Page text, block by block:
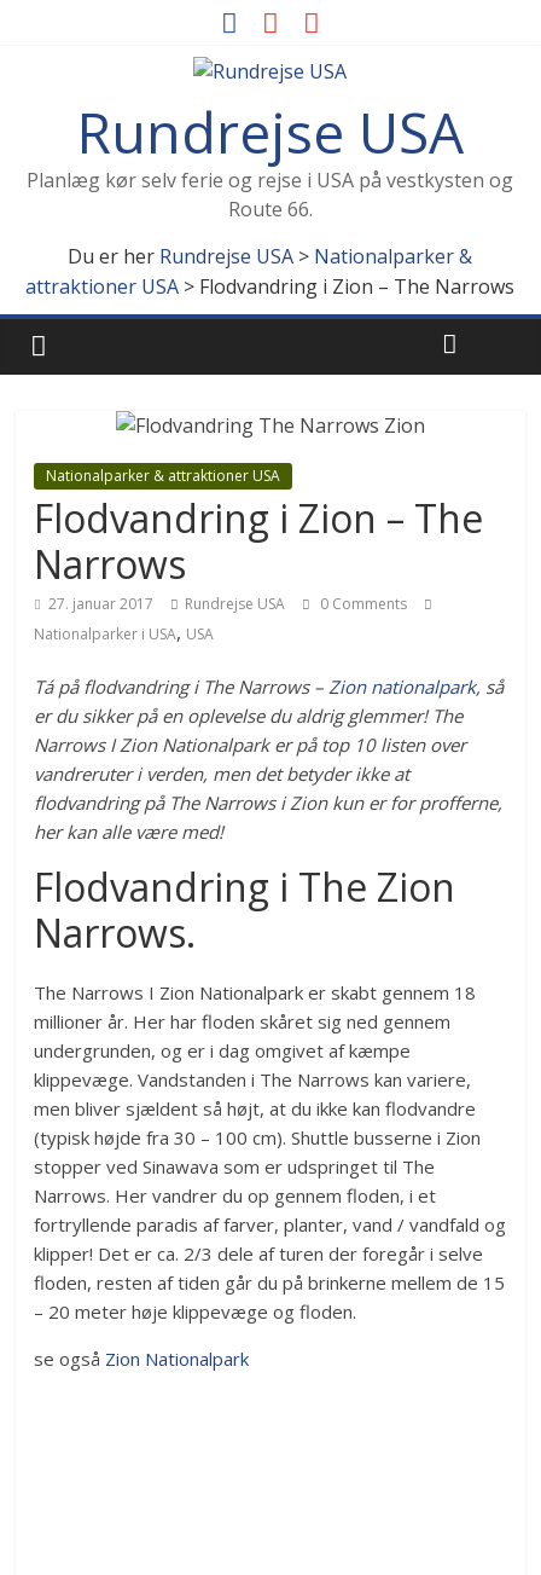
Rundrejse USA
Planlæg kør selv ferie og rejse i USA på vestkysten og
Route 66.
Du er her Rundrejse USA > Nationalparker &
attraktioner USA > Flodvandring i Zion – The Narrows
Nationalparker & attraktioner USA
Flodvandring i Zion – The
Narrows
27. januar 2017 Rundrejse USA
0 Comments
Nationalparker i USA, USA
Tá på flodvandring i The Narrows –Zion nationalpark, så
er du sikker på en oplevelse du aldrig glemmer! The
Narrows I Zion Nationalpark er på top 10 listen over
vandreruter i verden, men det betyder ikke at
flodvandring på The Narrows i Zion kun er for profferne,
her kan alle være med!
Flodvandring i The Zion
Narrows.
The Narrows I Zion Nationalpark er skabt gennem 18
millioner år. Her har floden skåret sig ned gennem
undergrunden, og er i dag omgivet af kæmpe
klippevæge. Vandstanden i The Narrows kan variere,
men bliver sjældent så højt, at du ikke kan flodvandre
(typisk højde fra 30 – 100 cm). Shuttle busserne i Zion
stopper ved Sinawava som er udspringet til The
Narrows. Her vandrer du op gennem floden, i et
fortryllende paradis af farver, planter, vand / vandfald og
klipper! Det er ca. 2/3 dele af turen der foregår i selve
floden, resten af tiden går du på brinkerne mellem de 15
– 20 meter høje klippevæge og floden.
se også Zion Nationalpark